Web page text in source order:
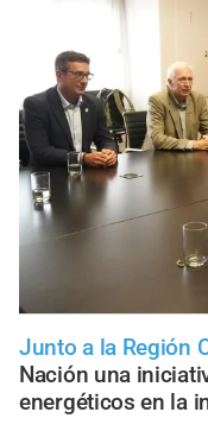
Junto a la Región
Nación una
energéticos en la